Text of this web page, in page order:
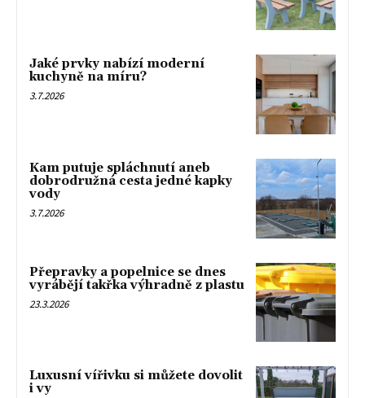
Jaké prvky nabízí moderní
kuchyně na míru?
3.7.2026
Kam putuje spláchnutí aneb
dobrodružná cesta jedné kapky
vody
3.7.2026
Přepravky a popelnice se dnes
vyrábějí takřka výhradně z plastu
23.3.2026
Luxusní vířivku si můžete dovolit
i vy